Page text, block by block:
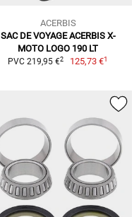
ACERBIS
SAC DE VOYAGE ACERBIS X-
MOTO LOGO 190 LT
PVC 219,95 €2 125,73 €1